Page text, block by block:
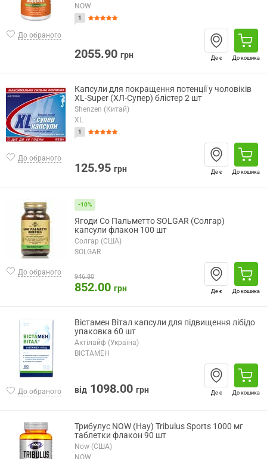
До обраного
NOW
1
2055.90 грн Де є До кошика
До обраного
Капсули для покращення потенції у чоловіків
XL-Super (ХЛ-Супер) блістер 2 шт
Shenzen (Китай)
XL
1
125.95 грн Де є До кошика
До обраного
-10%
Ягоди Со Пальметто SOLGAR (Солгар)
капсули флакон 100 шт
Солгар (США)
SOLGAR
946.80
852.00 грн Де є До кошика
До обраного
Вістамен Вітал капсули для підвищення лібідо
упаковка 60 шт
Актілайф (Україна)
ВІСТАМЕН
від 1098.00 грн Де є До кошика
Трибулус NOW (Нау) Tribulus Sports 1000 мг
таблетки флакон 90 шт
Now (США)
NOW